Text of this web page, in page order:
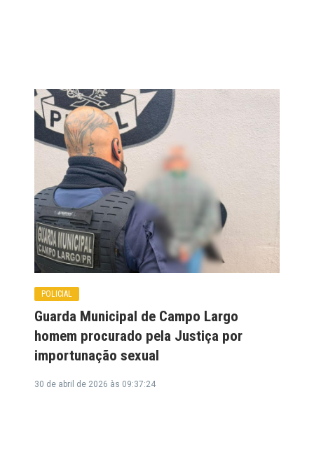
POLICIAL
Guarda Municipal de Campo Largo
homem procurado pela Justiça por
importunação sexual
30 de abril de 2026 às 09:37:24